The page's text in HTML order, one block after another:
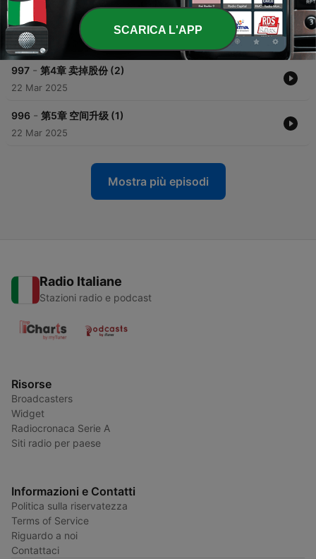
998 - 第3章 卖掉股份 (1)
22 Mar 2025
997 - 第4章 卖掉股份 (2)
22 Mar 2025
996 - 第5章 空间升级 (1)
22 Mar 2025
Mostra più episodi
Radio Italiane
Stazioni radio e podcast
Risorse
Broadcasters
Widget
Radiocronaca Serie A
Siti radio per paese
Informazioni e Contatti
Politica sulla riservatezza
Terms of Service
Riguardo a noi
Contattaci
SCARICA L'APP